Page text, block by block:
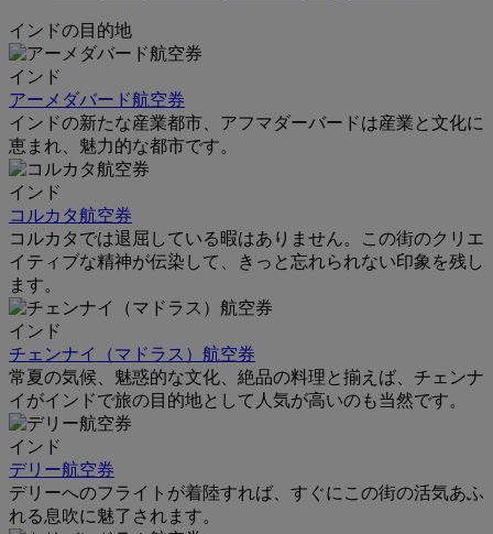
インドの目的地
インド
アーメダバード航空券
インドの新たな産業都市、アフマダーバードは産業と文化に
恵まれ、魅力的な都市です。
インド
コルカタ航空券
コルカタでは退屈している暇はありません。この街のクリエ
イティブな精神が伝染して、きっと忘れられない印象を残し
ます。
インド
チェンナイ（マドラス）航空券
常夏の気候、魅惑的な文化、絶品の料理と揃えば、チェンナ
イがインドで旅の目的地として人気が高いのも当然です。
インド
デリー航空券
デリーへのフライトが着陸すれば、すぐにこの街の活気あふ
れる息吹に魅了されます。